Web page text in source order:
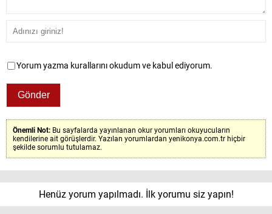
Yorum yazma kurallarını okudum ve kabul ediyorum.
Önemli Not: Bu sayfalarda yayınlanan okur yorumları okuyucuların
kendilerine ait görüşlerdir. Yazılan yorumlardan yenikonya.com.tr hiçbir
şekilde sorumlu tutulamaz.
Henüz yorum yapılmadı. İlk yorumu siz yapın!